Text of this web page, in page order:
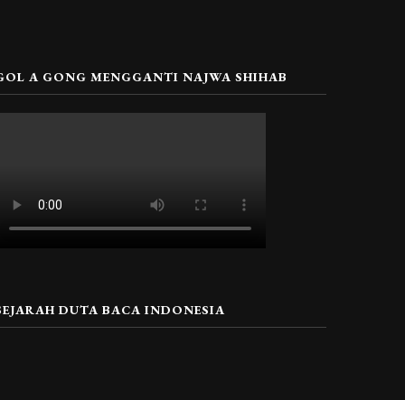
A GONG MENGGANTI NAJWA SHIHAB
DUTA BACA INDONESIA